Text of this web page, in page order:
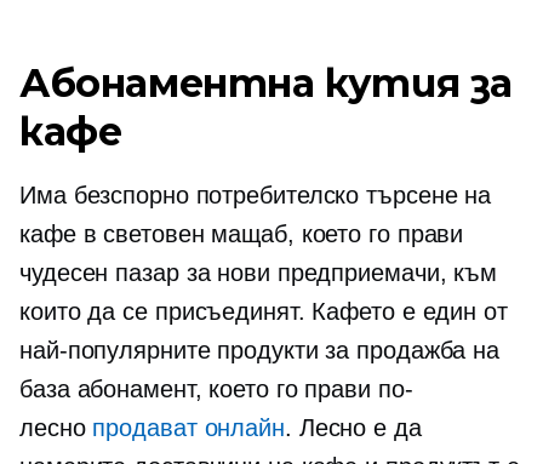
Абонаментна кутия за
кафе
Има безспорно потребителско търсене на
кафе в световен мащаб, което го прави
чудесен пазар за нови предприемачи, към
които да се присъединят. Кафето е един от
най-популярните продукти за продажба на
база абонамент, което го прави по-
лесно продават онлайн. Лесно е да